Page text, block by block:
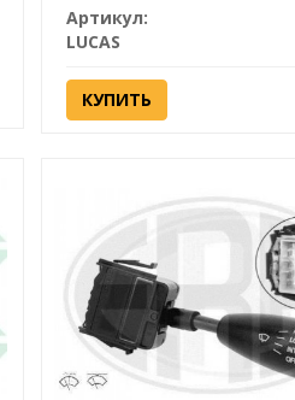
Артикул:
LUCAS
КУПИТЬ